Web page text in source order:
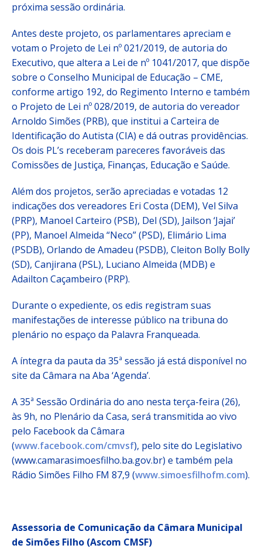
próxima sessão ordinária.
Antes deste projeto, os parlamentares apreciam e
votam o Projeto de Lei nº 021/2019, de autoria do
Executivo, que altera a Lei de nº 1041/2017, que dispõe
sobre o Conselho Municipal de Educação – CME,
conforme artigo 192, do Regimento Interno e também
o Projeto de Lei nº 028/2019, de autoria do vereador
Arnoldo Simões (PRB), que institui a Carteira de
Identificação do Autista (CIA) e dá outras providências.
Os dois PL’s receberam pareceres favoráveis das
Comissões de Justiça, Finanças, Educação e Saúde.
Além dos projetos, serão apreciadas e votadas 12
indicações dos vereadores Eri Costa (DEM), Vel Silva
(PRP), Manoel Carteiro (PSB), Del (SD), Jailson ‘Jajai’
(PP), Manoel Almeida “Neco” (PSD), Elimário Lima
(PSDB), Orlando de Amadeu (PSDB), Cleiton Bolly Bolly
(SD), Canjirana (PSL), Luciano Almeida (MDB) e
Adailton Caçambeiro (PRP).
Durante o expediente, os edis registram suas
manifestações de interesse público na tribuna do
plenário no espaço da Palavra Franqueada.
A íntegra da pauta da 35ª sessão já está disponível no
site da Câmara na Aba ‘Agenda’.
A 35ª Sessão Ordinária do ano nesta terça-feira (26),
às 9h, no Plenário da Casa, será transmitida ao vivo
pelo Facebook da Câmara
(www.facebook.com/cmvsf), pelo site do Legislativo
(www.camarasimoesfilho.ba.gov.br) e também pela
Rádio Simões Filho FM 87,9 (www.simoesfilhofm.com).
Assessoria de Comunicação da Câmara Municipal
de Simões Filho (Ascom CMSF)